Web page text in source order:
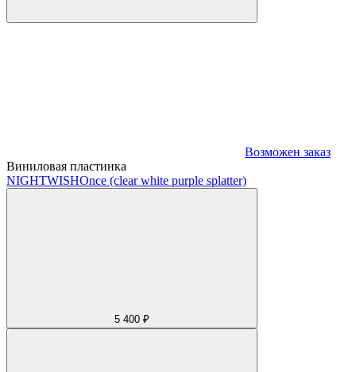
Возможен заказ
Виниловая пластинка
NIGHTWISHOnce (clear white purple splatter)
5 400 ₽